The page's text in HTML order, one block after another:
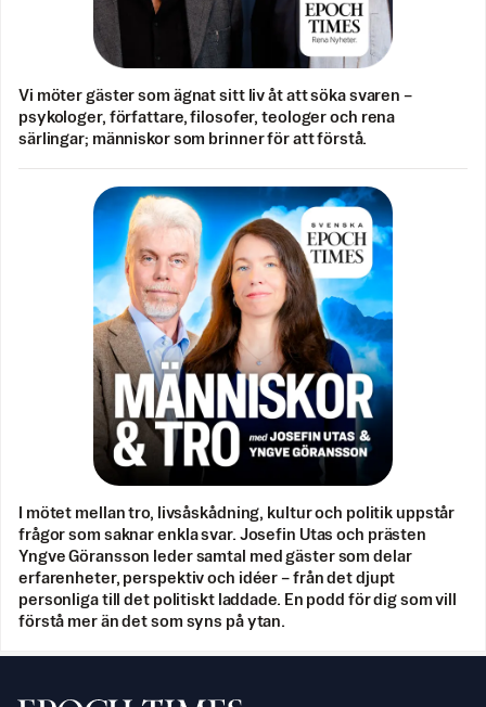
Vi möter gäster som ägnat sitt liv åt att söka svaren –
psykologer, författare, filosofer, teologer och rena
särlingar; människor som brinner för att förstå.
I mötet mellan tro, livsåskådning, kultur och politik uppstår
frågor som saknar enkla svar. Josefin Utas och prästen
Yngve Göransson leder samtal med gäster som delar
erfarenheter, perspektiv och idéer – från det djupt
personliga till det politiskt laddade. En podd för dig som vill
förstå mer än det som syns på ytan.